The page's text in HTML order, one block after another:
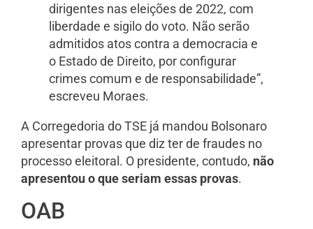
dirigentes nas eleições de 2022, com
liberdade e sigilo do voto. Não serão
admitidos atos contra a democracia e
o Estado de Direito, por configurar
crimes comum e de responsabilidade”,
escreveu Moraes.
A Corregedoria do TSE já mandou Bolsonaro
apresentar provas que diz ter de fraudes no
processo eleitoral. O presidente, contudo, não
apresentou o que seriam essas provas.
OAB